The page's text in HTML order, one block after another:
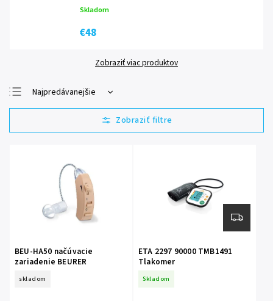
Skladom
€48
Zobraziť viac produktov
Najpredávanejšie
Najlacnejšie
Najdrahšie
BEU-HA50 načúvacie
zariadenie BEURER
skladom
ETA 2297 90000 TMB1491
Tlakomer
Skladom